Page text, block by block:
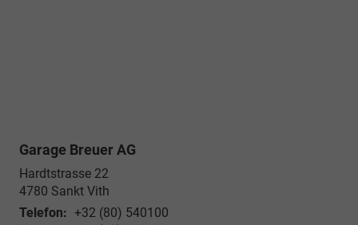
Garage Breuer AG
Hardtstrasse 22
4780 Sankt Vith
Telefon: +32 (80) 540100